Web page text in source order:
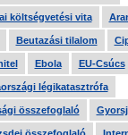
költségvetési vita
Beutazási tilalom
Ebola EU-Csúcs
légikatasztrófa
összefoglaló